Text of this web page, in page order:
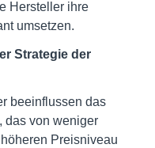
Hersteller ihre
umsetzen.
Strategie der
beeinflussen das
das von weniger
Preisniveau